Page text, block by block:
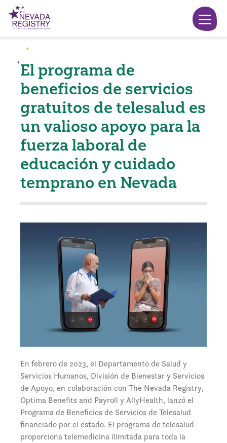
El programa de
beneficios de servicios
gratuitos de telesalud es
un valioso apoyo para la
fuerza laboral de
educación y cuidado
temprano en Nevada
En febrero de 2023, el Departamento de Salud y
Servicios Humanos, División de Bienestar y Servicios
de Apoyo, en colaboración con The Nevada Registry,
Optima Benefits and Payroll y AllyHealth, lanzó el
Programa de Beneficios de Servicios de Telesalud
financiado por el estado. El programa de telesalud
proporciona telemedicina ilimitada para toda la